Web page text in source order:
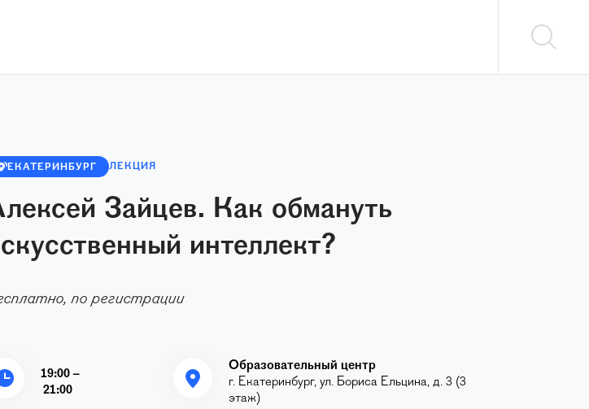
ЕКАТЕРИНБУРГ ЛЕКЦИЯ
Зайцев. Как обмануть
интеллект?
по регистрации
19:00 –
21:00
Образовательный центр
г. Екатеринбург, ул. Бориса Ельцина, д. 3 (3
этаж)